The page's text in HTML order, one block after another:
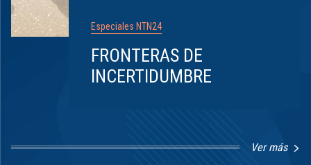
Especiales NTN24
FRONTERAS DE
INCERTIDUMBRE
Ver más